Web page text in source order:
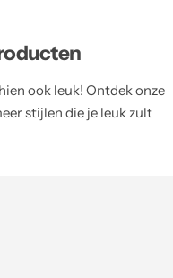
ook leuk! Ontdek onze
stijlen die je leuk zult